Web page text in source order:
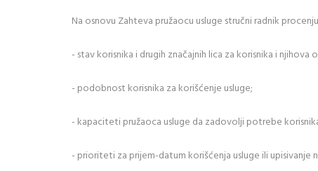
Na osnovu Zahteva pružaocu usluge stručni radnik
- stav korisnika i drugih značajnih lica za korisnika i njihova
- podobnost korisnika za korišćenje usluge;
- kapaciteti pružaoca usluge da zadovolji potrebe
- prioriteti za prijem-datum korišćenja usluge ili upisivanje